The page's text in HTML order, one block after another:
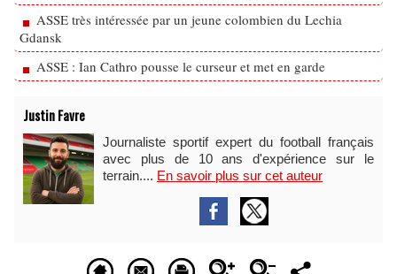
ASSE très intéressée par un jeune colombien du Lechia
Gdansk
ASSE : Ian Cathro pousse le curseur et met en garde
Justin Favre
Journaliste sportif expert du football français
avec plus de 10 ans d'expérience sur le
terrain.... En savoir plus sur cet auteur